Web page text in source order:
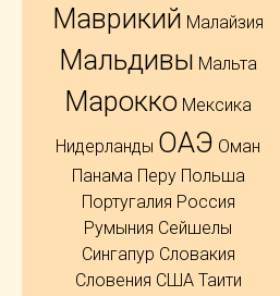
Маврикий Малайзия
Мальдивы Мальта
Марокко Мексика
Нидерланды ОАЭ Оман
Панама Перу Польша
Португалия Россия
Румыния Сейшелы
Сингапур Словакия
Словения США Таити